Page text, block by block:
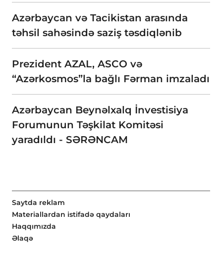
Azərbaycan və Tacikistan arasında
təhsil sahəsində saziş təsdiqlənib
Prezident AZAL, ASCO və
“Azərkosmos”la bağlı Fərman imzaladı
Azərbaycan Beynəlxalq İnvestisiya
Forumunun Təşkilat Komitəsi
yaradıldı - SƏRƏNCAM
Saytda reklam
Materiallardan istifadə qaydaları
Haqqımızda
Əlaqə